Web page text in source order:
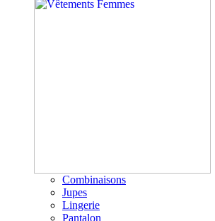
Combinaisons
Jupes
Lingerie
Pantalon